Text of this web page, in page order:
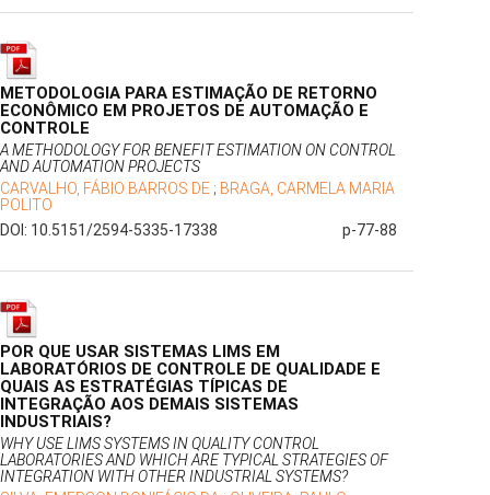
METODOLOGIA PARA ESTIMAÇÃO DE RETORNO
ECONÔMICO EM PROJETOS DE AUTOMAÇÃO E
CONTROLE
A METHODOLOGY FOR BENEFIT ESTIMATION ON CONTROL
AND AUTOMATION PROJECTS
CARVALHO, FÁBIO BARROS DE ; BRAGA, CARMELA MARIA
POLITO
DOI: 10.5151/2594-5335-17338
p-77-88
POR QUE USAR SISTEMAS LIMS EM
LABORATÓRIOS DE CONTROLE DE QUALIDADE E
QUAIS AS ESTRATÉGIAS TÍPICAS DE
INTEGRAÇÃO AOS DEMAIS SISTEMAS
INDUSTRIAIS?
WHY USE LIMS SYSTEMS IN QUALITY CONTROL
LABORATORIES AND WHICH ARE TYPICAL STRATEGIES OF
INTEGRATION WITH OTHER INDUSTRIAL SYSTEMS?